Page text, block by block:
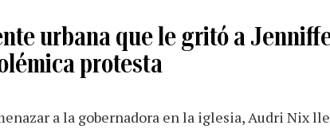
urbana que le gritó a
protesta
a la gobernadora en la iglesia, Audri Nix